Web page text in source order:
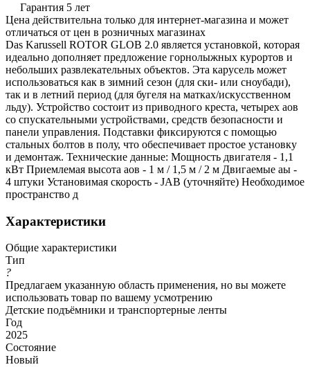
Гарантия 5 лет
Цена действительна только для интернет-магазина и может
отличаться от цен в розничных магазинах
Das Karussell ROTOR GLOB 2.0 является установкой, которая
идеально дополняет предложение горнолыжных курортов и
небольших развлекательных объектов. Эта карусель может
использоваться как в зимний сезон (для ски- или сноубади),
так и в летний период (для бугеля на матках/искусственном
льду). Устройство состоит из приводного креста, четырех аов
со спускательными устройствами, средств безопасности и
панели управления. Подставки фиксируются с помощью
стальных болтов в полу, что обеспечивает простое установку
и демонтаж. Технические данные: Мощность двигателя - 1,1
кВт Приемлемая высота аов - 1 м / 1,5 м / 2 м Двигаемые аы -
4 штуки Установимая скорость - JAB (уточняйте) Необходимое
пространство д
Характеристики
Общие характеристики
Тип
?
Предлагаем указанную область применения, но вы можете
использовать товар по вашему усмотрению
Детские подъёмники и транспортерные ленты
Год
2025
Состояние
Новый